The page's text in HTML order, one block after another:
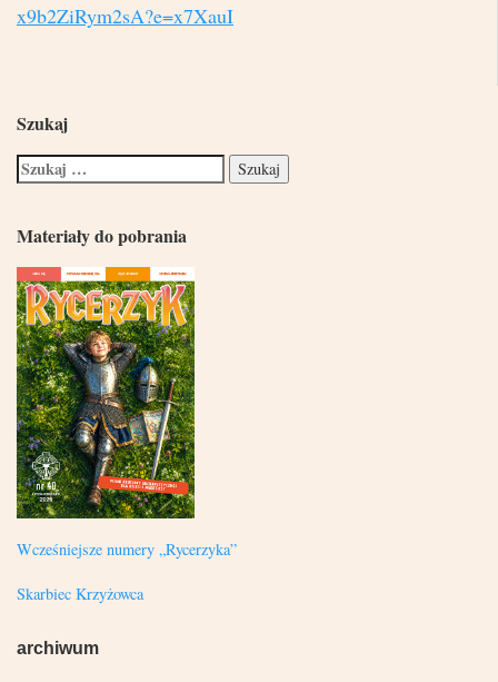
x9b2ZiRym2sA?e=x7XauI
Szukaj
Materiały do pobrania
Wcześniejsze numery „Rycerzyka”
Skarbiec Krzyżowca
archiwum